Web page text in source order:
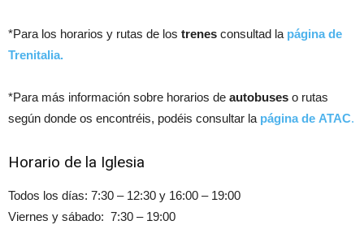
*Para los horarios y rutas de los trenes consultad la página de
Trenitalia.
*Para más información sobre horarios de autobuses o rutas
según donde os encontréis, podéis consultar la página de ATAC.
Horario de la Iglesia
Todos los días: 7:30 – 12:30 y 16:00 – 19:00
Viernes y sábado: 7:30 – 19:00